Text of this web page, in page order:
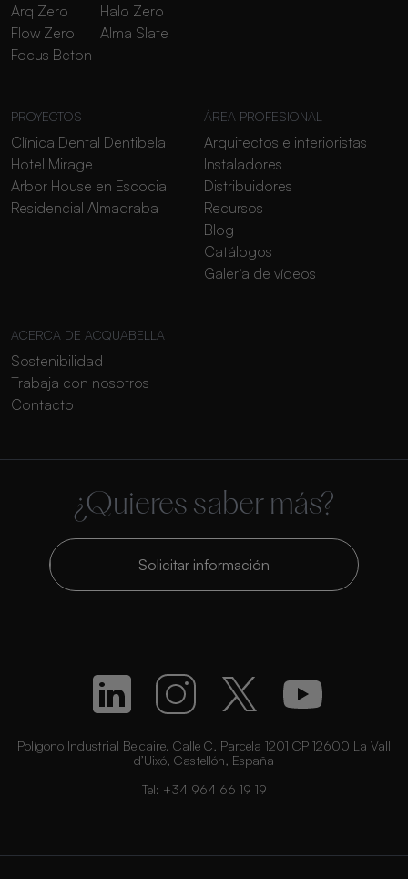
Arq Zero
Flow Zero
Focus Beton
Halo Zero
Alma Slate
PROYECTOS
Clínica Dental Dentibela
Hotel Mirage
Arbor House en Escocia
Residencial Almadraba
ÁREA PROFESIONAL
Arquitectos e interioristas
Instaladores
Distribuidores
Recursos
Blog
Catálogos
Galería de vídeos
ACERCA DE ACQUABELLA
Sostenibilidad
Trabaja con nosotros
Contacto
¿Quieres saber más?
Solicitar información
Polígono Industrial Belcaire. Calle C, Parcela 1201 CP 12600 La Vall
d’Uixó, Castellón, España
Tel: +34 964 66 19 19